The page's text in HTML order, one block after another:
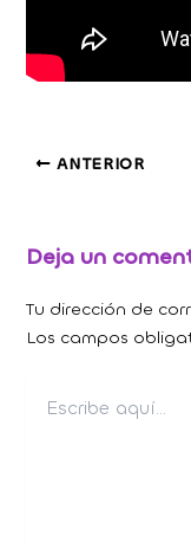
ANTERIOR
Deja un
Tu dirección de
Los campos
aquí...